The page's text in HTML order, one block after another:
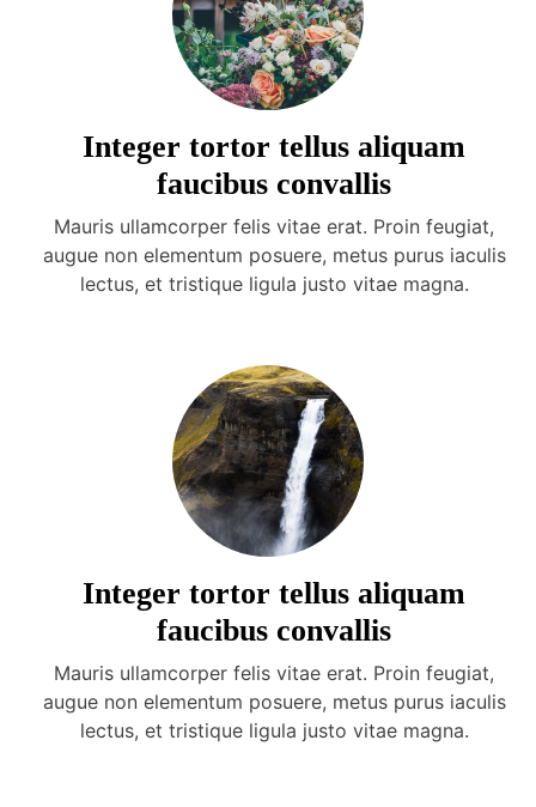
Integer tortor tellus aliquam
faucibus convallis
Mauris ullamcorper felis vitae erat. Proin feugiat,
augue non elementum posuere, metus purus iaculis
lectus, et tristique ligula justo vitae magna.
Integer tortor tellus aliquam
faucibus convallis
Mauris ullamcorper felis vitae erat. Proin feugiat,
augue non elementum posuere, metus purus iaculis
lectus, et tristique ligula justo vitae magna.